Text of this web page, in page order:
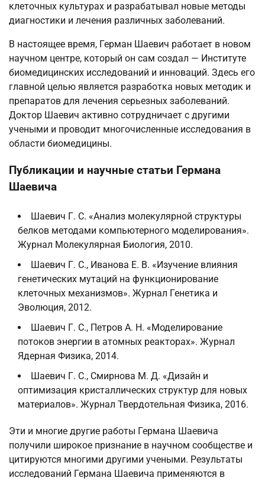
клеточных культурах и разрабатывал новые методы
диагностики и лечения различных заболеваний.
В настоящее время, Герман Шаевич работает в новом
научном центре, который он сам создал — Институте
биомедицинских исследований и инноваций. Здесь его
главной целью является разработка новых методик и
препаратов для лечения серьезных заболеваний.
Доктор Шаевич активно сотрудничает с другими
учеными и проводит многочисленные исследования в
области биомедицины.
Публикации и научные статьи Германа
Шаевича
Шаевич Г. С. «Анализ молекулярной структуры
белков методами компьютерного моделирования».
Журнал Молекулярная Биология, 2010.
Шаевич Г. С., Иванова Е. В. «Изучение влияния
генетических мутаций на функционирование
клеточных механизмов». Журнал Генетика и
Эволюция, 2012.
Шаевич Г. С., Петров А. Н. «Моделирование
потоков энергии в атомных реакторах». Журнал
Ядерная Физика, 2014.
Шаевич Г. С., Смирнова М. Д. «Дизайн и
оптимизация кристаллических структур для новых
материалов». Журнал Твердотельная Физика, 2016.
Эти и многие другие работы Германа Шаевича
получили широкое признание в научном сообществе и
цитируются многими другими учеными. Результаты
исследований Германа Шаевича применяются в